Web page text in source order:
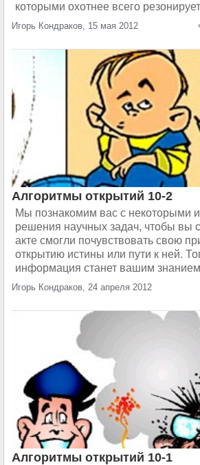
которыми охотнее всего
Игорь Кондраков, 15 мая 2012
Алгоритмы открытий 10-2
Мы познакомим вас с некоторыми
решения научных задач, чтобы вы
акте смогли почувствовать свою
открытию истины или пути к ней.
информация станет вашим
Игорь Кондраков, 24 апреля 2012
Алгоритмы открытий 10-1